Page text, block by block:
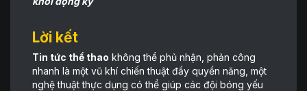
Lời kết
Tin tức thể thao không thể phủ nhận, phản công
nhanh là một vũ khí chiến thuật đầy quyền năng, một
nghệ thuật thực dụng có thể giúp các đội bóng yếu